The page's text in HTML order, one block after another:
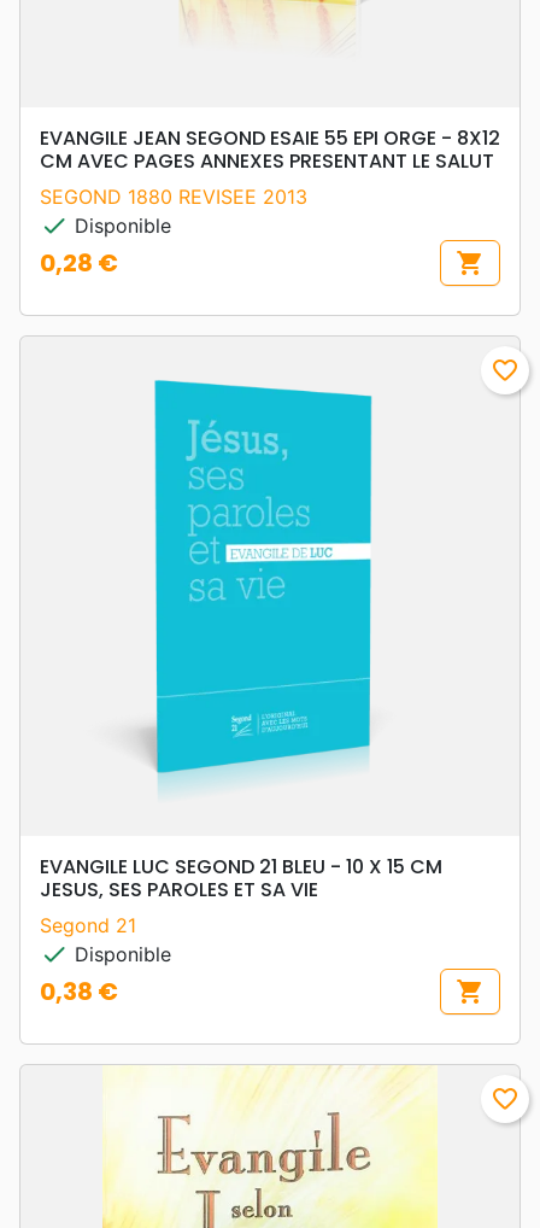
EVANGILE JEAN SEGOND ESAIE 55 EPI ORGE - 8X12
CM AVEC PAGES ANNEXES PRESENTANT LE SALUT
SEGOND 1880 REVISEE 2013
check Disponible
Prix
0,28 € shopping_cart
favorite_border
EVANGILE LUC SEGOND 21 BLEU - 10 X 15 CM
JESUS, SES PAROLES ET SA VIE
Segond 21
check Disponible
Prix
0,38 € shopping_cart
favorite_border